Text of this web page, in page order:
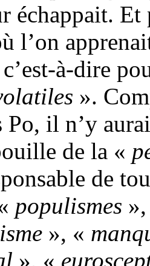
échappait. Et
l’on
à-dire
».
Po, il n’y
de la «
de
populismes
», «
», «